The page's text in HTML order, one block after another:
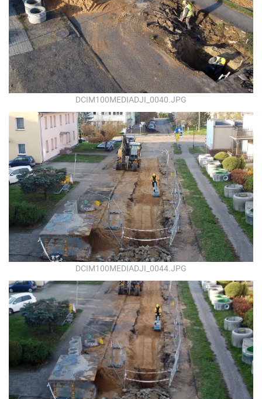
DCIM100MEDIADJI_0040.JPG
DCIM100MEDIADJI_0044.JPG